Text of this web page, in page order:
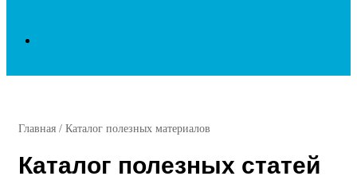
Главная / Каталог полезных материалов
Каталог полезных статей